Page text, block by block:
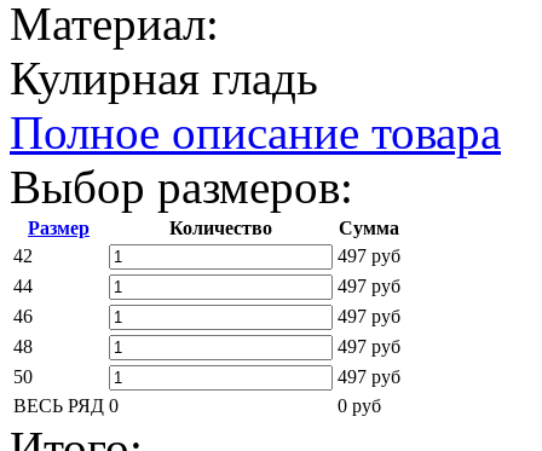
Материал:
Кулирная гладь
Полное описание товара
Выбор размеров:
Размер Количество
Сумма
42
497 руб
44
497 руб
46
497 руб
48
497 руб
50
497 руб
ВЕСЬ РЯД 0 0 руб